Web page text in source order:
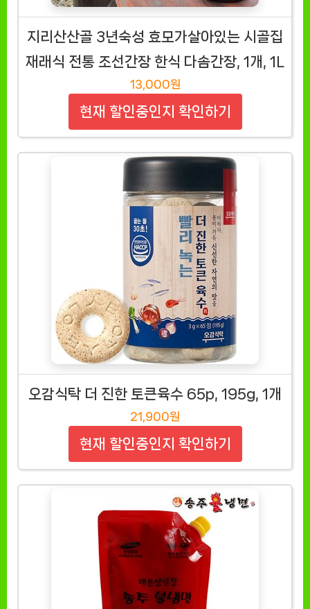
지리산산골 3년숙성 효모가살아있는 시골집
재래식 전통 조선간장 한식 다솜간장, 1개, 1L
13,000원
현재 할인중인지 확인하기
오감식탁 더 진한 토큰육수 65p, 195g, 1개
21,900원
현재 할인중인지 확인하기